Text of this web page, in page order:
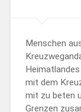
Menschen
mit dem
mit zu beten
Grenzen